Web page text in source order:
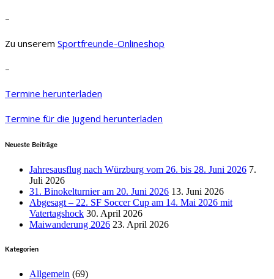
–
Zu unserem Sportfreunde-Onlineshop
–
Termine herunterladen
Termine für die Jugend herunterladen
Neueste Beiträge
Jahresausflug nach Würzburg vom 26. bis 28. Juni 2026 7.
Juli 2026
31. Binokelturnier am 20. Juni 2026 13. Juni 2026
Abgesagt – 22. SF Soccer Cup am 14. Mai 2026 mit
Vatertagshock 30. April 2026
Maiwanderung 2026 23. April 2026
Kategorien
Allgemein (69)